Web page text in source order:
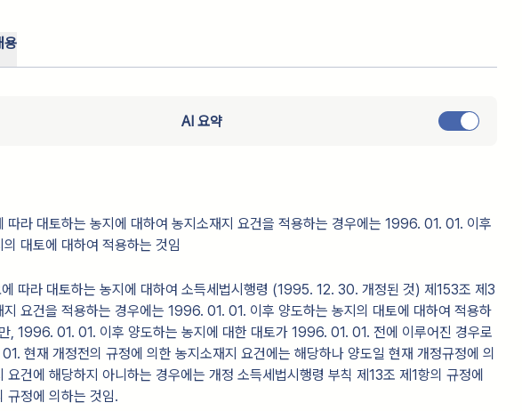
용
AI 요약
따라 대토하는 농지에 대하여 농지소재지 요건을 적용하는 경우에는 1996. 01. 01. 이후
대토에 대하여 적용하는 것임
따라 대토하는 농지에 대하여 소득세법시행령 (1995. 12. 30. 개정된 것) 제153조 제3
지 요건을 적용하는 경우에는 1996. 01. 01. 이후 양도하는 농지의 대토에 대하여 적용하
, 1996. 01. 01. 이후 양도하는 농지에 대한 대토가 1996. 01. 01. 전에 이루어진 경우로
현재 개정전의 규정에 의한 농지소재지 요건에는 해당하나 양도일 현재 개정규정에 의
요건에 해당하지 아니하는 경우에는 개정 소득세법시행령 부칙 제13조 제1항의 규정에
규정에 의하는 것임.